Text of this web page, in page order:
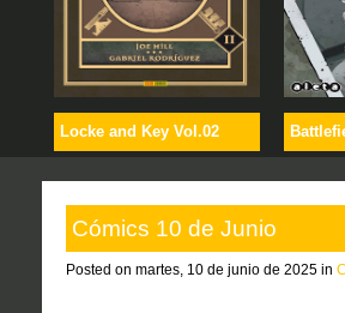
Locke and Key Vol.02
Cómics 10 de Junio
Posted on martes, 10 de junio de 2025 in